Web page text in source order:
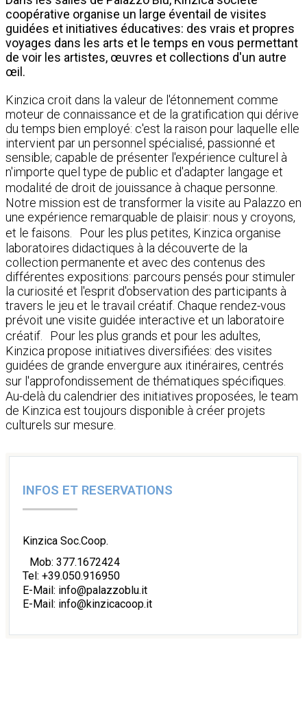
coopérative organise un large éventail de visites
guidées et initiatives éducatives: des vrais et propres
voyages dans les arts et le temps en vous permettant
de voir les artistes, œuvres et collections d'un autre
œil.
Kinzica croit dans la valeur de l'étonnement comme
moteur de connaissance et de la gratification qui dérive
du temps bien employé: c'est la raison pour laquelle elle
intervient par un personnel spécialisé, passionné et
sensible; capable de présenter l'expérience culturel à
n'importe quel type de public et d'adapter langage et
modalité de droit de jouissance à chaque personne.
Notre mission est de transformer la visite au Palazzo en
une expérience remarquable de plaisir: nous y croyons,
et le faisons. Pour les plus petites, Kinzica organise
laboratoires didactiques à la découverte de la
collection permanente et avec des contenus des
différentes expositions: parcours pensés pour stimuler
la curiosité et l'esprit d'observation des participants à
travers le jeu et le travail créatif. Chaque rendez-vous
prévoit une visite guidée interactive et un laboratoire
créatif. Pour les plus grands et pour les adultes,
Kinzica propose initiatives diversifiées: des visites
guidées de grande envergure aux itinéraires, centrés
sur l'approfondissement de thématiques spécifiques.
Au-delà du calendrier des initiatives proposées, le team
de Kinzica est toujours disponible à créer projets
culturels sur mesure.
INFOS ET RESERVATIONS
Kinzica Soc.Coop.
Mob: 377.1672424
Tel: +39.050.916950
E-Mail: info@palazzoblu.it
E-Mail: info@kinzicacoop.it